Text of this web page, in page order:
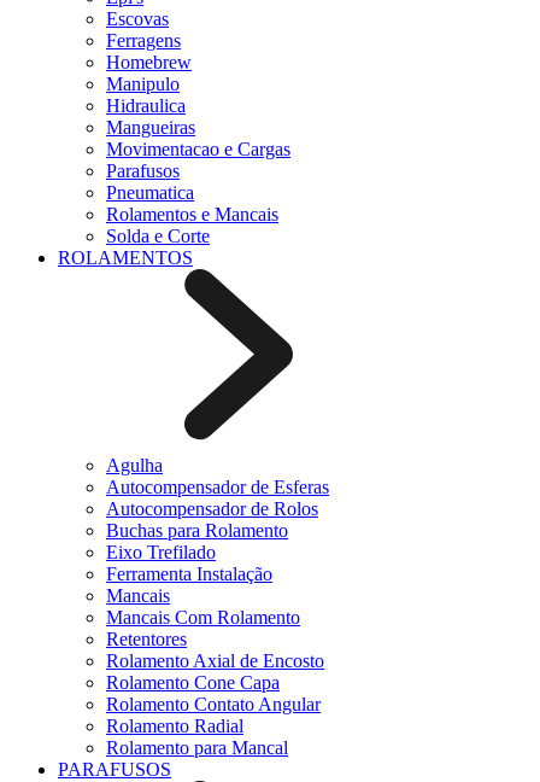
Escovas
Ferragens
Homebrew
Manipulo
Hidraulica
Mangueiras
Movimentacao e Cargas
Parafusos
Pneumatica
Rolamentos e Mancais
Solda e Corte
ROLAMENTOS
Agulha
Autocompensador de Esferas
Autocompensador de Rolos
Buchas para Rolamento
Eixo Trefilado
Ferramenta Instalação
Mancais
Mancais Com Rolamento
Retentores
Rolamento Axial de Encosto
Rolamento Cone Capa
Rolamento Contato Angular
Rolamento Radial
Rolamento para Mancal
PARAFUSOS